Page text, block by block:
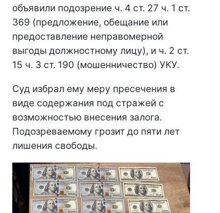
объявили подозрение ч. 4 ст. 27 ч. 1 ст.
369 (предложение, обещание или
предоставление неправомерной
выгоды должностному лицу), и ч. 2 ст.
15 ч. 3 ст. 190 (мошенничество) УКУ.
Суд избрал ему меру пресечения в
виде содержания под стражей с
возможностью внесения залога.
Подозреваемому грозит до пяти лет
лишения свободы.